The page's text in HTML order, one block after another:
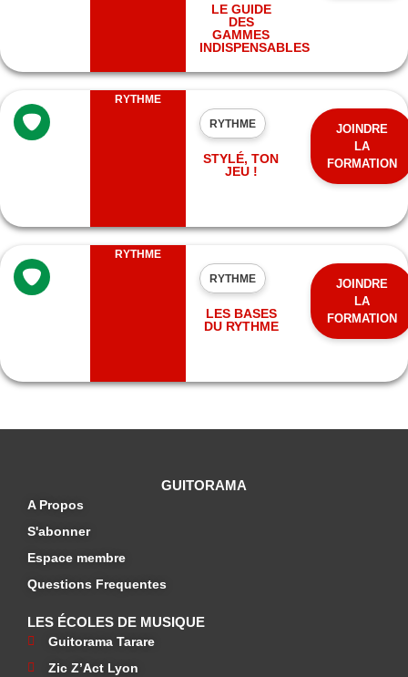
LE GUIDE
DES
GAMMES
INDISPENSABLES
RYTHME
RYTHME
STYLÉ, TON
JEU !
JOINDRE
LA
FORMATION
RYTHME
RYTHME
LES BASES
DU RYTHME
JOINDRE
LA
FORMATION
GUITORAMA
A Propos
S'abonner
Espace membre
Questions Frequentes
LES ÉCOLES DE MUSIQUE
Guitorama Tarare
Zic Z’Act Lyon